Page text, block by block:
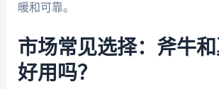
暖和可靠。
市场常见选择：斧牛
好用吗？